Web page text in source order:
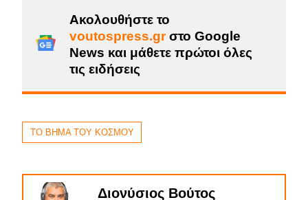
Ακολουθήστε το
voutospress.grστο Google
News και μάθετε πρώτοι όλες
τις ειδήσεις
ΤΟ ΒΗΜΑ ΤΟΥ ΚΟΣΜΟΥ
Διονύσιος Βούτος